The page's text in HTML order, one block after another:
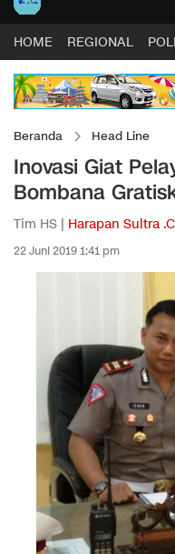
HOME REGIONAL
Beranda Head Line
Inovasi Giat
Bombana
Tim HS | Harapan Sultra
22 Juni 2019 1:41 pm